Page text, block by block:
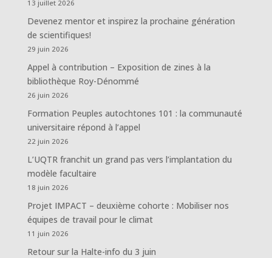
13 juillet 2026
Devenez mentor et inspirez la prochaine génération
de scientifiques!
29 juin 2026
Appel à contribution – Exposition de zines à la
bibliothèque Roy-Dénommé
26 juin 2026
Formation Peuples autochtones 101 : la communauté
universitaire répond à l’appel
22 juin 2026
L’UQTR franchit un grand pas vers l’implantation du
modèle facultaire
18 juin 2026
Projet IMPACT – deuxième cohorte : Mobiliser nos
équipes de travail pour le climat
11 juin 2026
Retour sur la Halte-info du 3 juin